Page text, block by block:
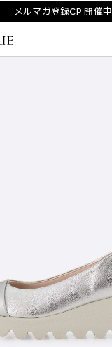
メルマガ登録CP 開催中